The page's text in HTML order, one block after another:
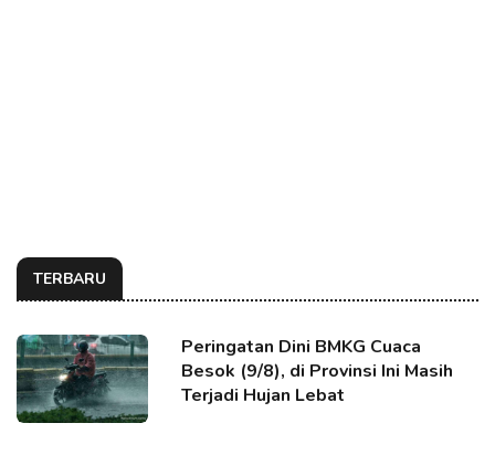
TERBARU
Peringatan Dini BMKG Cuaca
Besok (9/8), di Provinsi Ini Masih
Terjadi Hujan Lebat